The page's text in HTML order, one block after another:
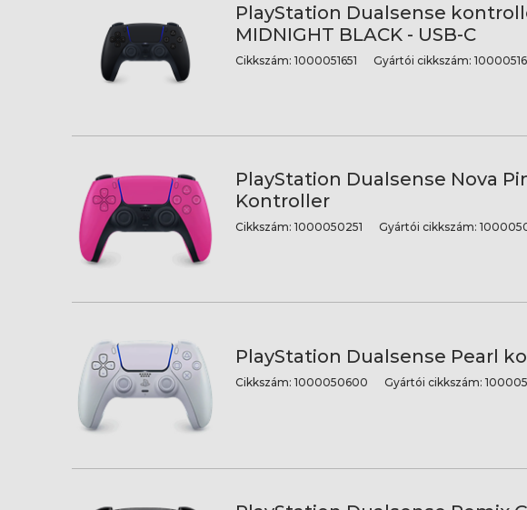
PlayStation Dualsense
MIDNIGHT BLACK - USB-C
Cikkszám: 1000051651 Gyártói cikkszám:
PlayStation Dualsense Nova
Kontroller
Cikkszám: 1000050251 Gyártói cikkszám:
PlayStation Dualsense Pearl
Cikkszám: 1000050600 Gyártói cikkszám: